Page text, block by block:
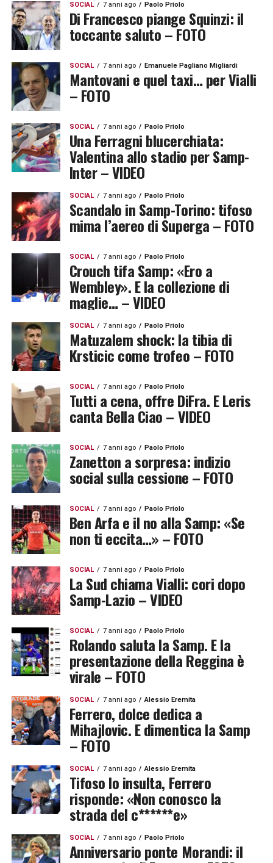
SOCIAL 7 anni ago Paolo Priolo
Di Francesco piange Squinzi: il
toccante saluto – FOTO
SOCIAL 7 anni ago Emanuele Pagliano Migliardi
Mantovani e quel taxi… per Vialli
– FOTO
SOCIAL 7 anni ago Paolo Priolo
Una Ferragni blucerchiata:
Valentina allo stadio per Samp-
Inter – VIDEO
SOCIAL 7 anni ago Paolo Priolo
Scandalo in Samp-Torino: tifoso
mima l’aereo di Superga – FOTO
SOCIAL 7 anni ago Paolo Priolo
Crouch tifa Samp: «Ero a
Wembley». E la collezione di
maglie… – VIDEO
SOCIAL 7 anni ago Paolo Priolo
Matuzalem shock: la tibia di
Krsticic come trofeo – FOTO
SOCIAL 7 anni ago Paolo Priolo
Tutti a cena, offre DiFra. E Leris
canta Bella Ciao – VIDEO
SOCIAL 7 anni ago Paolo Priolo
Zanetton a sorpresa: indizio
social sulla cessione – FOTO
SOCIAL 7 anni ago Paolo Priolo
Ben Arfa e il no alla Samp: «Se
non ti eccita…» – FOTO
SOCIAL 7 anni ago Paolo Priolo
La Sud chiama Vialli: cori dopo
Samp-Lazio – VIDEO
SOCIAL 7 anni ago Paolo Priolo
Rolando saluta la Samp. E la
presentazione della Reggina è
virale – FOTO
SOCIAL 7 anni ago Alessio Eremita
Ferrero, dolce dedica a
Mihajlovic. E dimentica la Samp
– FOTO
SOCIAL 7 anni ago Alessio Eremita
Tifoso lo insulta, Ferrero
risponde: «Non conosco la
strada del c******e»
SOCIAL 7 anni ago Paolo Priolo
Anniversario ponte Morandi: il